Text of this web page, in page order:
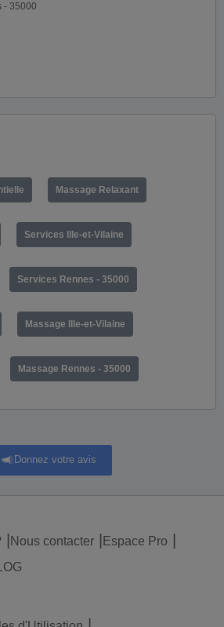
- 35000
Massage Relaxant
Services Ille-et-Vilaine
Services Rennes - 35000
Massage Ille-et-Vilaine
Massage Rennes - 35000
Donnez votre avis
Nous contacter
Espace Pro